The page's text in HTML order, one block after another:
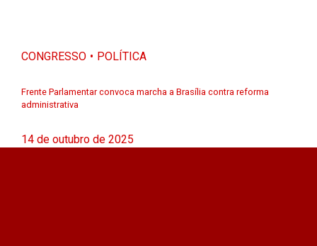
CONGRESSO POLÍTICA
Frente Parlamentar convoca marcha a Brasília contra reforma
administrativa
14 de outubro de 2025